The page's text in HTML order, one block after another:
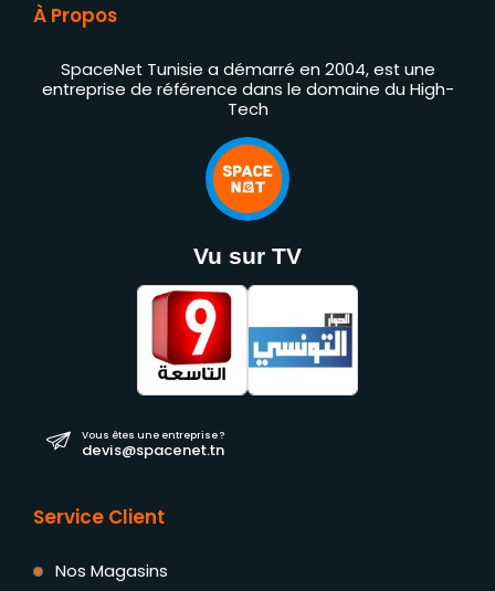
À Propos
SpaceNet Tunisie a démarré en 2004, est une
entreprise de référence dans le domaine du High-
Tech
Vu sur TV
Vous êtes une entreprise ?
devis@spacenet.tn
Service Client
Nos Magasins